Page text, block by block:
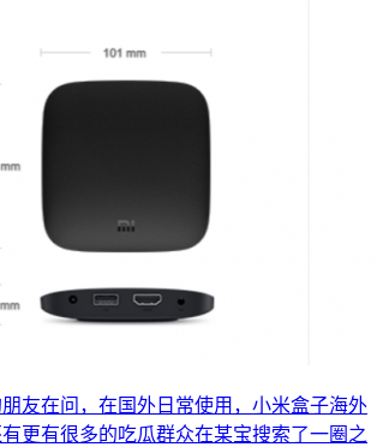
友在问，在国外日常使用，小米盒子海外
更有很多的吃瓜群众在某宝搜索了一圈之